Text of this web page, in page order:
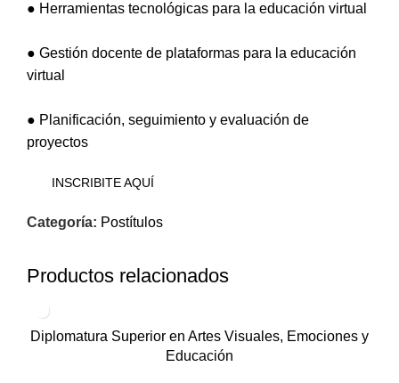
● Herramientas tecnológicas para la educación virtual
● Gestión docente de plataformas para la educación
virtual
● Planificación, seguimiento y evaluación de
proyectos
INSCRIBITE AQUÍ
Categoría: Postítulos
Productos relacionados
Diplomatura Superior en Artes Visuales, Emociones y
Educación